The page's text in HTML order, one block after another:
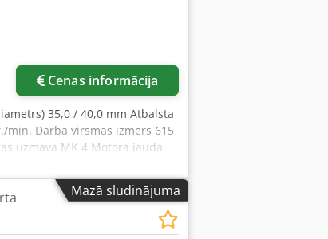
Cenas informācija
35,0 / 40,0 mm Atbalsta
min. Darba virsmas izmērs 615
uzmava MK 4 Motora jauda
mm Aprīkojums: - izturīga
vārpstas padeve * ar
virzienu - vārpstas griešanās
- mašīnas darba virsma
pogas priekšpusē - lietošanas
Mazā sludinājuma